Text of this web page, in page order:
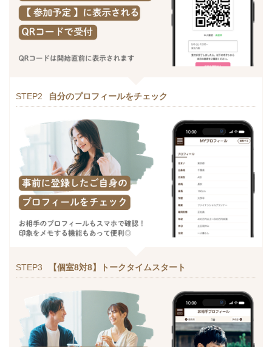
STEP2 自分のプロフィールをチェック
STEP3 【個室8対8】トークタイムスタート